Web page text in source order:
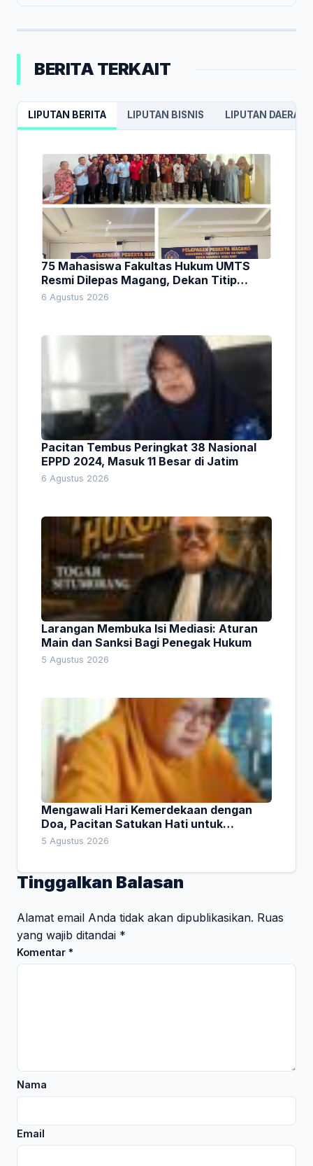
BERITA TERKAIT
LIPUTAN BERITA LIPUTAN BISNIS LIPUTAN DAERAH
75 Mahasiswa Fakultas Hukum UMTS
Resmi Dilepas Magang, Dekan Titip
Empat Pesan Penting
6 Agustus 2026
Pacitan Tembus Peringkat 38 Nasional
EPPD 2024, Masuk 11 Besar di Jatim
6 Agustus 2026
Larangan Membuka Isi Mediasi: Aturan
Main dan Sanksi Bagi Penegak Hukum
5 Agustus 2026
Mengawali Hari Kemerdekaan dengan
Doa, Pacitan Satukan Hati untuk
Indonesia
5 Agustus 2026
Tinggalkan Balasan
Alamat email Anda tidak akan dipublikasikan. Ruas
yang wajib ditandai *
Komentar *
Nama
Email